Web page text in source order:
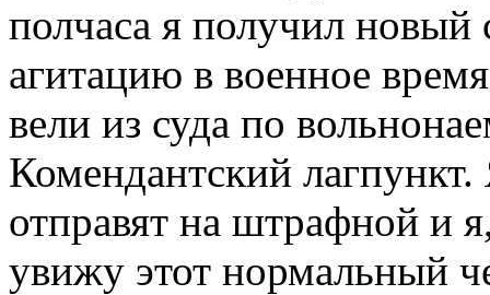
полчаса я получил
агитацию в военное
вели из суда по
Комендантский
отправят на штрафной и
увижу этот нормальный